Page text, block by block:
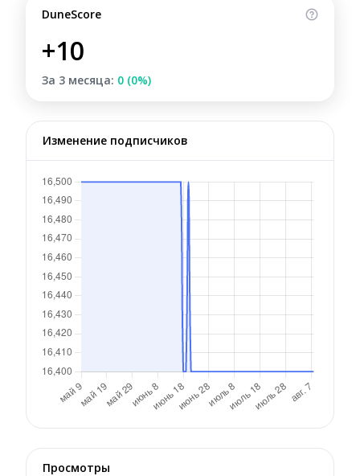
DuneScore
+10
За 3 месяца: 0 (0%)
Изменение подписчиков
Просмотры